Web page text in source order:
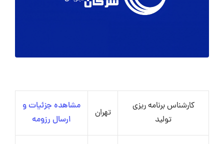
کارشناس برنامه ریزی
تولید
تهران
مشاهده جزئیات و
ارسال رزومه